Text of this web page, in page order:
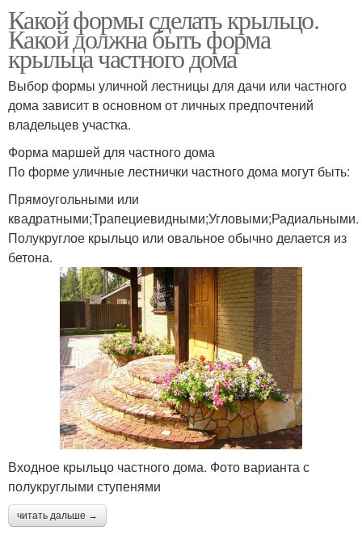
Какой формы сделать крыльцо.
Какой должна быть форма
крыльца частного дома
Выбор формы уличной лестницы для дачи или частного
дома зависит в основном от личных предпочтений
владельцев участка.
Форма маршей для частного дома
По форме уличные лестнички частного дома могут быть:
Прямоугольными или
квадратными;Трапециевидными;Угловыми;Радиальными.
Полукруглое крыльцо или овальное обычно делается из
бетона.
Входное крыльцо частного дома. Фото варианта с
полукруглыми ступенями
читать дальше →